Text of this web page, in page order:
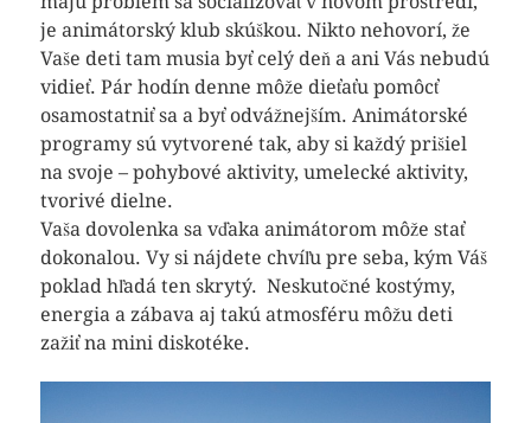
je animátorský klub skúškou. Nikto nehovorí, že
Vaše deti tam musia byť celý deň a ani Vás nebudú
vidieť. Pár hodín denne môže dieťaťu pomôcť
osamostatniť sa a byť odvážnejším. Animátorské
programy sú vytvorené tak, aby si každý prišiel
na svoje – pohybové aktivity, umelecké aktivity,
tvorivé dielne.
Vaša dovolenka sa vďaka animátorom môže stať
dokonalou. Vy si nájdete chvíľu pre seba, kým Váš
poklad hľadá ten skrytý. Neskutočné kostýmy,
energia a zábava aj takú atmosféru môžu deti
zažiť na mini diskotéke.